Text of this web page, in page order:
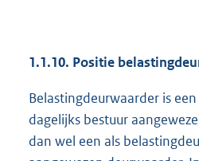
1.1.10. Positie
Belastingdeurwaarder is
dagelijks bestuur
dan wel een als